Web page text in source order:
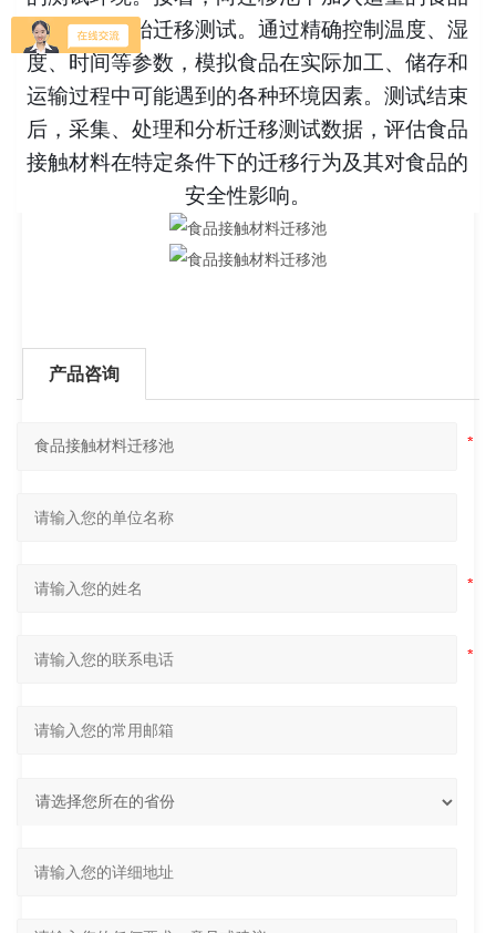
模拟剂，开始迁移测试。通过精确控制温度、湿
度、时间等参数，模拟食品在实际加工、储存和
运输过程中可能遇到的各种环境因素。测试结束
后，采集、处理和分析迁移测试数据，评估食品
接触材料在特定条件下的迁移行为及其对食品的
安全性影响。
产品咨询